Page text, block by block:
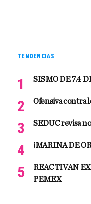
TENDENCIAS
SISMO DE 7.4
Ofensiva contra
SEDUC revisa
¡MARINA DE
REACTIVAN
PEMEX